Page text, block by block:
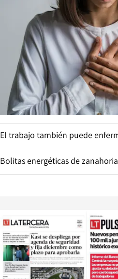
El trabajo también puede
Bolitas energéticas de
Opens in